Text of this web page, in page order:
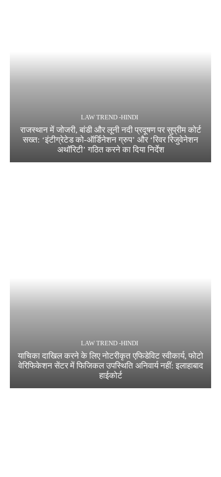
LAW TREND -HINDI
राजस्थान में जोजरी, बांडी और लूनी नदी प्रदूषण पर सुप्रीम कोर्ट
सख्त: ‘इंटीग्रेटेड को-ऑर्डिनेशन ग्रुप’ और ‘रिवर रिजुवेनेशन
अथॉरिटी’ गठित करने का दिया निर्देश
LAW TREND -HINDI
याचिका दाखिल करने के लिए नोटरीकृत एफिडेविट स्वीकार्य, फोटो
वेरिफिकेशन सेंटर में फिजिकल उपस्थिति अनिवार्य नहीं: इलाहाबाद
हाईकोर्ट